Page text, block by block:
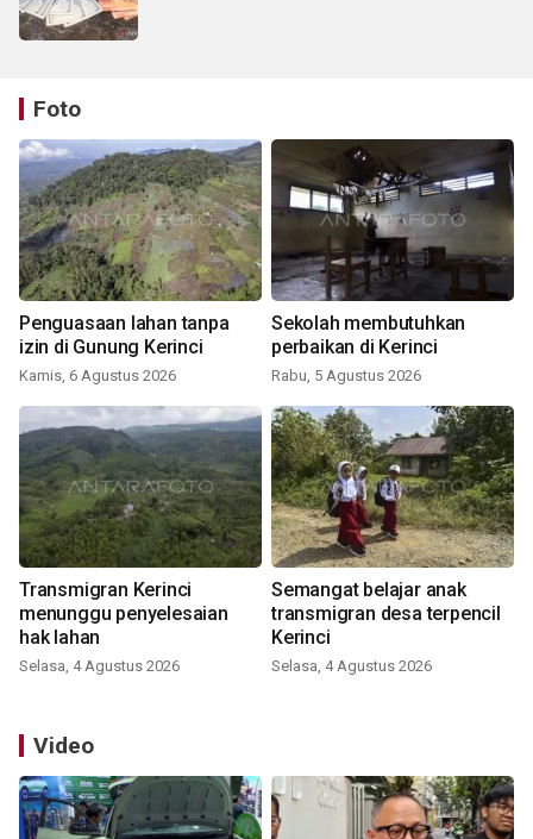
Foto
Penguasaan lahan tanpa
izin di Gunung Kerinci
Kamis, 6 Agustus 2026
Sekolah membutuhkan
perbaikan di Kerinci
Rabu, 5 Agustus 2026
Transmigran Kerinci
menunggu penyelesaian
hak lahan
Selasa, 4 Agustus 2026
Semangat belajar anak
transmigran desa terpencil
Kerinci
Selasa, 4 Agustus 2026
Video